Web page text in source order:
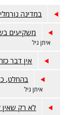
במדינה
משקיעים
איתן גיל
אין דבר
בהחלט,
איתן גיל
לא רק שאין